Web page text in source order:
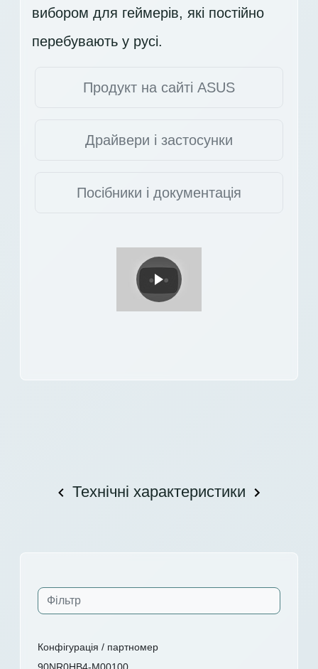
вибором для геймерів, які постійно
перебувають у русі.
Продукт на сайті ASUS
Драйвери і застосунки
Посібники і документація
Технічні характеристики
Конфігурація / партномер